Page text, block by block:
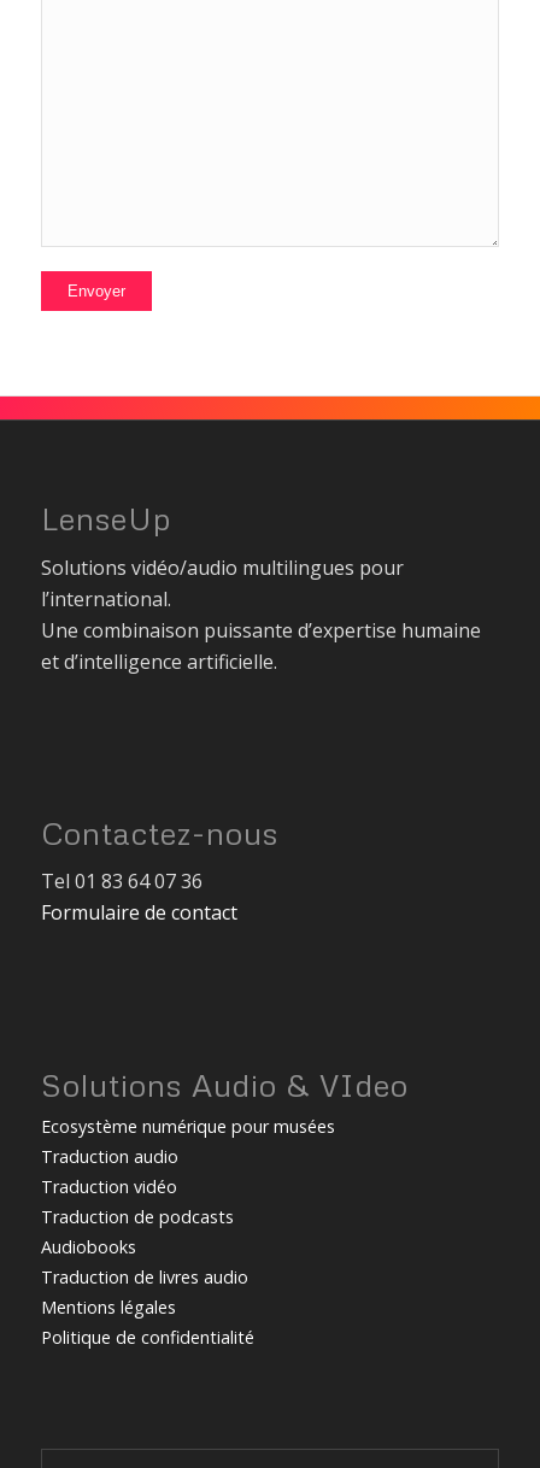
LenseUp
Solutions vidéo/audio multilingues pour
l’international.
Une combinaison puissante d’expertise humaine
et d’intelligence artificielle.
Contactez-nous
Tel 01 83 64 07 36
Formulaire de contact
Solutions Audio & VIdeo
Ecosystème numérique pour musées
Traduction audio
Traduction vidéo
Traduction de podcasts
Audiobooks
Traduction de livres audio
Mentions légales
Politique de confidentialité